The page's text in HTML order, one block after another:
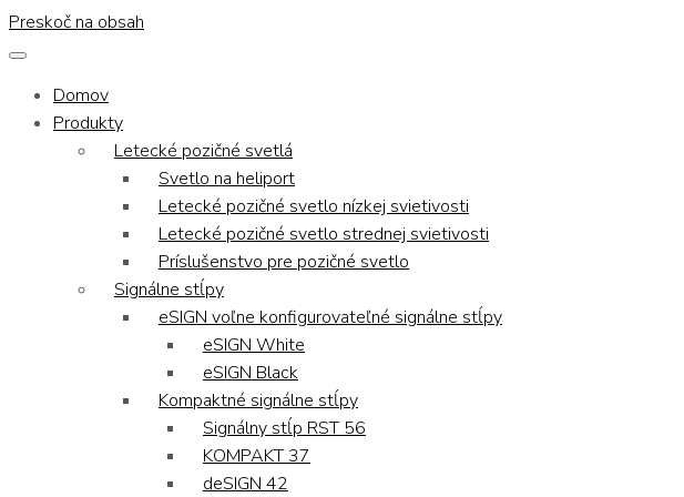
Preskoč na obsah
Domov
Produkty
Letecké pozičné svetlá
Svetlo na heliport
Letecké pozičné svetlo nízkej svietivosti
Letecké pozičné svetlo strednej svietivosti
Príslušenstvo pre pozičné svetlo
Signálne stĺpy
eSIGN voľne konfigurovateľné signálne stĺpy
eSIGN White
eSIGN Black
Kompaktné signálne stĺpy
Signálny stĺp RST 56
KOMPAKT 37
deSIGN 42